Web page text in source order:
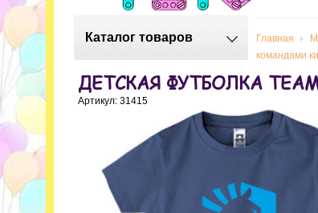
Каталог товаров Главная
командами
ДЕТСКАЯ ФУТБОЛКА
Артикул: 31415